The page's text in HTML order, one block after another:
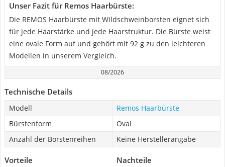
Unser Fazit für Remos Haarbürste:
Die REMOS Haarbürste mit Wildschweinborsten eignet sich
für jede Haarstärke und jede Haarstruktur. Die Bürste weist
eine ovale Form auf und gehört mit 92 g zu den leichteren
Modellen in unserem Vergleich.
08/2026
Technische Details
Modell
Remos Haarbürste
Bürstenform
Oval
Anzahl der Borstenreihen
Keine Herstellerangabe
Vorteile Nachteile